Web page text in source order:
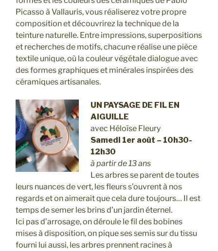
Picasso à Vallauris, vous réaliserez votre propre
composition et découvrirez la technique de la
teinture naturelle. Entre impressions, superpositions
et recherches de motifs, chacun·e réalise une pièce
textile unique, où la couleur végétale dialogue avec
des formes graphiques et minérales inspirées des
céramiques artisanales.
UN PAYSAGE DE FIL EN
AIGUILLE
avec Héloïse Fleury
Samedi 1er août – 10h30-
12h30
à partir de 13 ans
Les arbres se parent de toutes
leurs nuances de vert, les fleurs s’ouvrent à nos
regards et on aimerait que cela dure toujours… Il est
temps de semer les brins d’un jardin éternel.
Ici pas d’arrosage, on déroule le fil des bobines
mises à disposition, on pique ses semis sur du tissu
fourni lui aussi, les arbres prennent racines à